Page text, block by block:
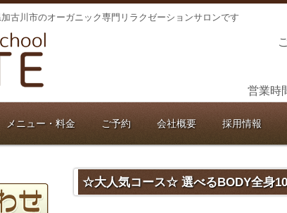
古川市のオーガニック専門リラクゼーションサロンです
営業時
メニュー・料金 ご予約 会社概要 採用情報
☆大人気コース☆ 選べるBODY全身